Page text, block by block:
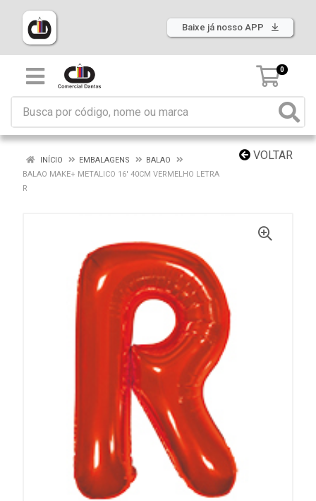
Baixe já nosso APP
0
VOLTAR
INÍCIO EMBALAGENS
BALAO
BALAO MAKE+ METALICO 16' 40CM VERMELHO LETRA
R